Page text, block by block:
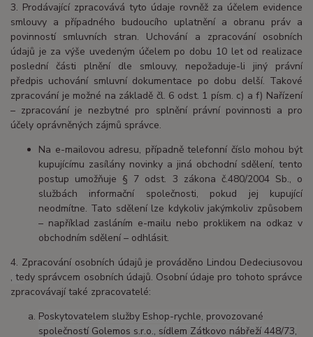
3. Prodávající zpracovává tyto údaje rovněž za účelem evidence
smlouvy a případného budoucího uplatnění a obranu práv a
povinností smluvních stran. Uchování a zpracování osobních
údajů je za výše uvedeným účelem po dobu 10 let od realizace
poslední části plnění dle smlouvy, nepožaduje-li jiný právní
předpis uchování smluvní dokumentace po dobu delší. Takové
zpracování je možné na základě čl. 6 odst. 1 písm. c) a f) Nařízení
– zpracování je nezbytné pro splnění právní povinnosti a pro
účely oprávněných zájmů správce.
Na e-mailovou adresu, případně telefonní číslo mohou být
kupujícímu zasílány novinky a jiná obchodní sdělení, tento
postup umožňuje § 7 odst. 3 zákona č.480/2004 Sb., o
službách informační společnosti, pokud jej kupující
neodmítne. Tato sdělení lze kdykoliv jakýmkoliv způsobem
– například zasláním e-mailu nebo proklikem na odkaz v
obchodním sdělení – odhlásit.
4. Zpracování osobních údajů je prováděno Lindou Dedeciusovou
, tedy správcem osobních údajů. Osobní údaje pro tohoto správce
zpracovávají také zpracovatelé:
Poskytovatelem služby Eshop-rychle, provozované
společností Golemos s.r.o., sídlem Zátkovo nábřeží 448/73,